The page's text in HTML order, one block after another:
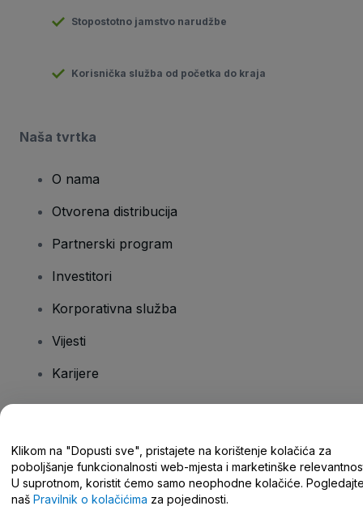
Stopostotno jamstvo narudžbe
Korisnička služba od početka do kraja
Naša tvrtka
O nama
Otvorena distribucija
Partnerski program
Investitori
Korporativna služba
Vijesti
Karijere
Centar za pomoć/kontaktirajte nas
Klikom na "Dopusti sve", pristajete na korištenje kolačića za
poboljšanje funkcionalnosti web-mjesta i marketinške
U suprotnom, koristit ćemo samo neophodne kolačiće.
naš Pravilnik o kolačićima za pojedinosti.